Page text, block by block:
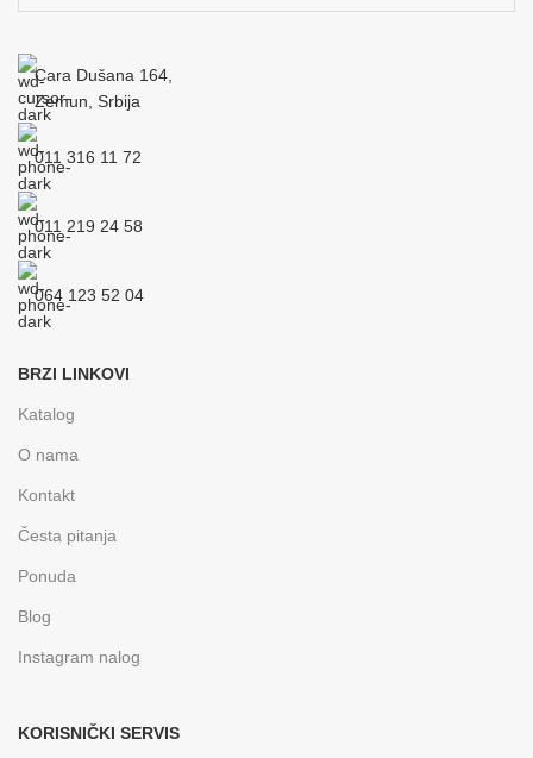
Cara Dušana 164,
Zemun, Srbija
011 316 11 72
011 219 24 58
064 123 52 04
BRZI LINKOVI
Katalog
O nama
Kontakt
Česta pitanja
Ponuda
Blog
Instagram nalog
KORISNIČKI SERVIS